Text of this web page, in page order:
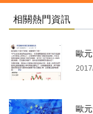
相關熱門資訊
歐
歐